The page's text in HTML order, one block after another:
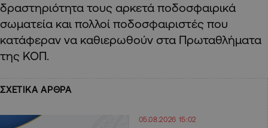
δραστηριότητα τους αρκετά ποδοσφαιρικά
σωματεία και πολλοί ποδοσφαιριστές που
κατάφεραν να καθιερωθούν στα Πρωταθλήματα
της ΚΟΠ.
ΣΧΕΤΙΚΑ ΑΡΘΡΑ
05.08.2026 15:02